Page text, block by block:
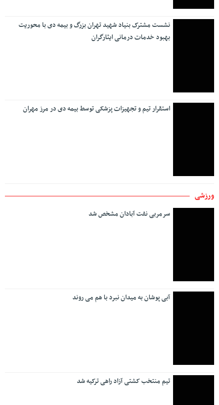
نشست مشترک بنیاد شهید تهران بزرگ و بیمه دی با محوریت
بهبود خدمات درمانی ایثارگران
استقرار تیم و تجهیزات پزشکی توسط بیمه دی در مرز مهران
ورزشی
سرمربی نفت آبادان مشخص شد
آبی پوشان به میدان نبرد با هم می روند
تیم منتخب کشتی آزاد راهی ترکیه شد